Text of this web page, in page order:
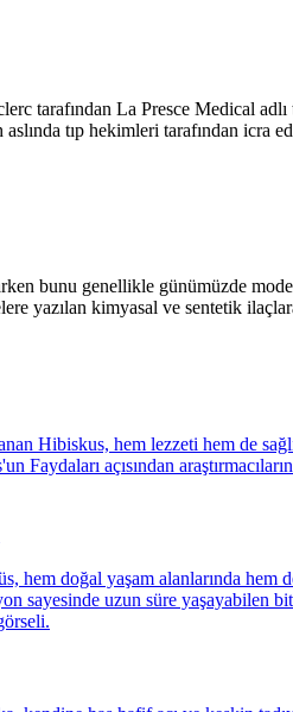
tarafından La Presce Medical
tıp hekimleri tarafından
bunu genellikle günümüzde
yazılan kimyasal ve sentetik